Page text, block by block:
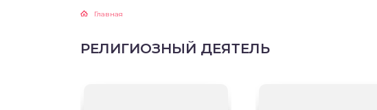
Главная
РЕЛИГИОЗНЫЙ ДЕЯТЕЛЬ